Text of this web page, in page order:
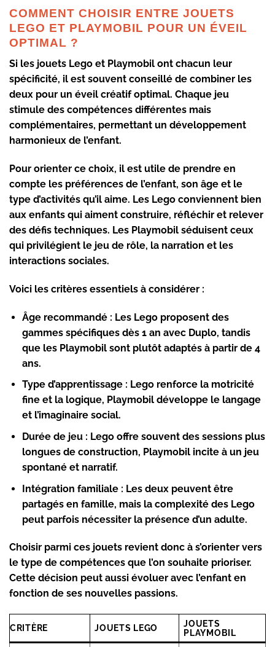
COMMENT CHOISIR ENTRE JOUETS
LEGO ET PLAYMOBIL POUR UN ÉVEIL
OPTIMAL ?
Si les jouets Lego et Playmobil ont chacun leur
spécificité, il est souvent conseillé de combiner les
deux pour un éveil créatif optimal. Chaque jeu
stimule des compétences différentes mais
complémentaires, permettant un développement
harmonieux de l’enfant.
Pour orienter ce choix, il est utile de prendre en
compte les préférences de l’enfant, son âge et le
type d’activités qu’il aime. Les Lego conviennent bien
aux enfants qui aiment construire, réfléchir et relever
des défis techniques. Les Playmobil séduisent ceux
qui privilégient le jeu de rôle, la narration et les
interactions sociales.
Voici les critères essentiels à considérer :
Âge recommandé : Les Lego proposent des
gammes spécifiques dès 1 an avec Duplo, tandis
que les Playmobil sont plutôt adaptés à partir de 4
ans.
Type d’apprentissage : Lego renforce la motricité
fine et la logique, Playmobil développe le langage
et l’imaginaire social.
Durée de jeu : Lego offre souvent des sessions plus
longues de construction, Playmobil incite à un jeu
spontané et narratif.
Intégration familiale : Les deux peuvent être
partagés en famille, mais la complexité des Lego
peut parfois nécessiter la présence d’un adulte.
Choisir parmi ces jouets revient donc à s’orienter vers
le type de compétences que l’on souhaite prioriser.
Cette décision peut aussi évoluer avec l’enfant en
fonction de ses nouvelles passions.
CRITÈRE JOUETS LEGO
JOUETS
PLAYMOBIL